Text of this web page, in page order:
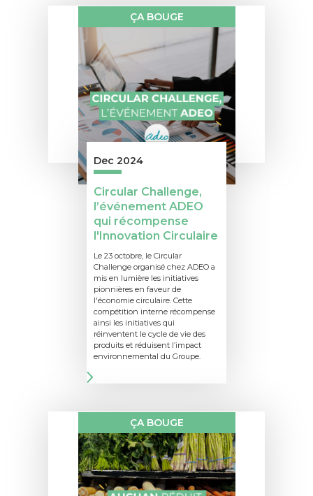
ÇA BOUGE
Dec 2024
Circular Challenge,
l’événement ADEO
qui récompense
l'Innovation Circulaire
Le 23 octobre, le Circular
Challenge organisé chez ADEO a
mis en lumière les initiatives
pionnières en faveur de
l'économie circulaire. Cette
compétition interne récompense
ainsi les initiatives qui
réinventent le cycle de vie des
produits et réduisent l’impact
environnemental du Groupe.
ÇA BOUGE